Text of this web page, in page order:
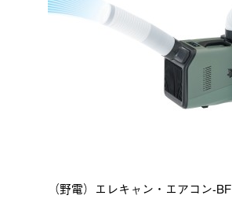
（野電）エレキャン・エアコン-BF